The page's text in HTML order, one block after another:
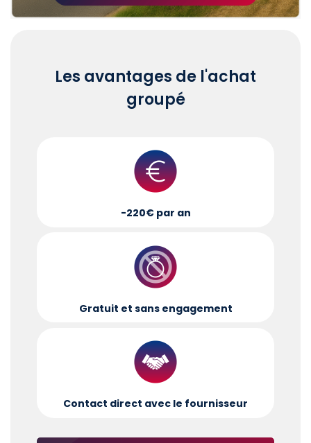
Les avantages de l'achat
groupé
-220€ par an
Gratuit et sans engagement
Contact direct avec le fournisseur